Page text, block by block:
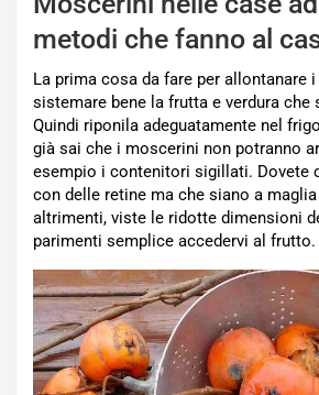
metodi che fanno al
La prima cosa da fare per allontanare
sistemare bene la frutta e verdura che
Quindi riponila adeguatamente nel
già sai che i moscerini non potranno
esempio i contenitori sigillati. Dovete
con delle retine ma che siano a
altrimenti, viste le ridotte dimensioni
parimenti semplice accedervi al frutto.